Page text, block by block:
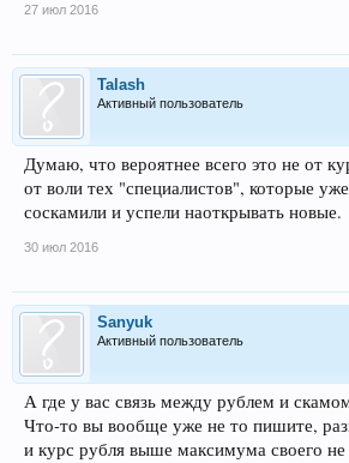
27 июл 2016
Talash
Активный пользователь
Думаю, что вероятнее всего это не от
от воли тех "специалистов", которые
соскамили и успели наоткрывать новые.
30 июл 2016
Sanyuk
Активный пользователь
А где у вас связь между рублем и
Что-то вы вообще уже не то пишите,
и курс рубля выше максимума своего